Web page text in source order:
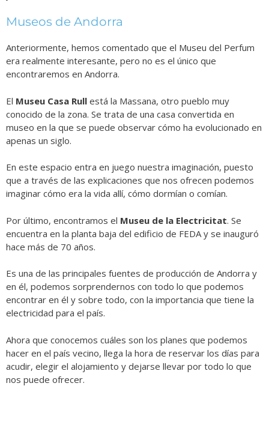
Museos de Andorra
Anteriormente, hemos comentado que el Museu del Perfum
era realmente interesante, pero no es el único que
encontraremos en Andorra.
El Museu Casa Rull está la Massana, otro pueblo muy
conocido de la zona. Se trata de una casa convertida en
museo en la que se puede observar cómo ha evolucionado en
apenas un siglo.
En este espacio entra en juego nuestra imaginación, puesto
que a través de las explicaciones que nos ofrecen podemos
imaginar cómo era la vida allí, cómo dormían o comían.
Por último, encontramos el Museu de la Electricitat. Se
encuentra en la planta baja del edificio de FEDA y se inauguró
hace más de 70 años.
Es una de las principales fuentes de producción de Andorra y
en él, podemos sorprendernos con todo lo que podemos
encontrar en él y sobre todo, con la importancia que tiene la
electricidad para el país.
Ahora que conocemos cuáles son los planes que podemos
hacer en el país vecino, llega la hora de reservar los días para
acudir, elegir el alojamiento y dejarse llevar por todo lo que
nos puede ofrecer.